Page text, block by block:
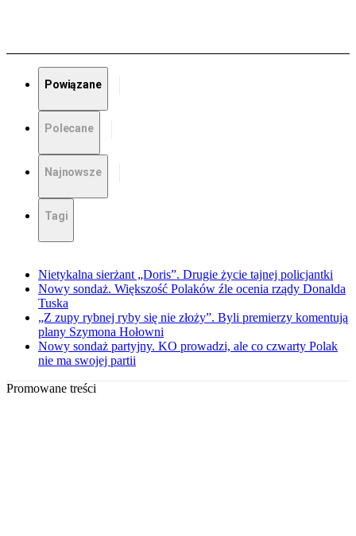
Powiązane
Polecane
Najnowsze
Tagi
Nietykalna sierżant „Doris”. Drugie życie tajnej policjantki
Nowy sondaż. Większość Polaków źle ocenia rządy Donalda
Tuska
„Z zupy rybnej ryby się nie złoży”. Byli premierzy komentują
plany Szymona Hołowni
Nowy sondaż partyjny. KO prowadzi, ale co czwarty Polak
nie ma swojej partii
Promowane treści